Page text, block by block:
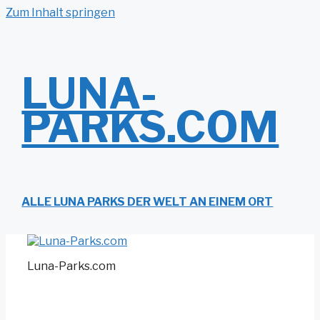
Zum Inhalt springen
LUNA-
PARKS.COM
ALLE LUNA PARKS DER WELT AN EINEM ORT
Luna-Parks.com